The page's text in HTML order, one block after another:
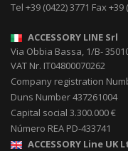
Tel +39 (0422) 3771 Fax+39
ACCESSORY LINE Srl
Via Obbia Bassa, 1/B-
VAT Nr. IT04800070262
Company registration
Duns Number 437261004
Capital social 3.300.000 €
Número REA PD-433741
ACCESSORY Line UK